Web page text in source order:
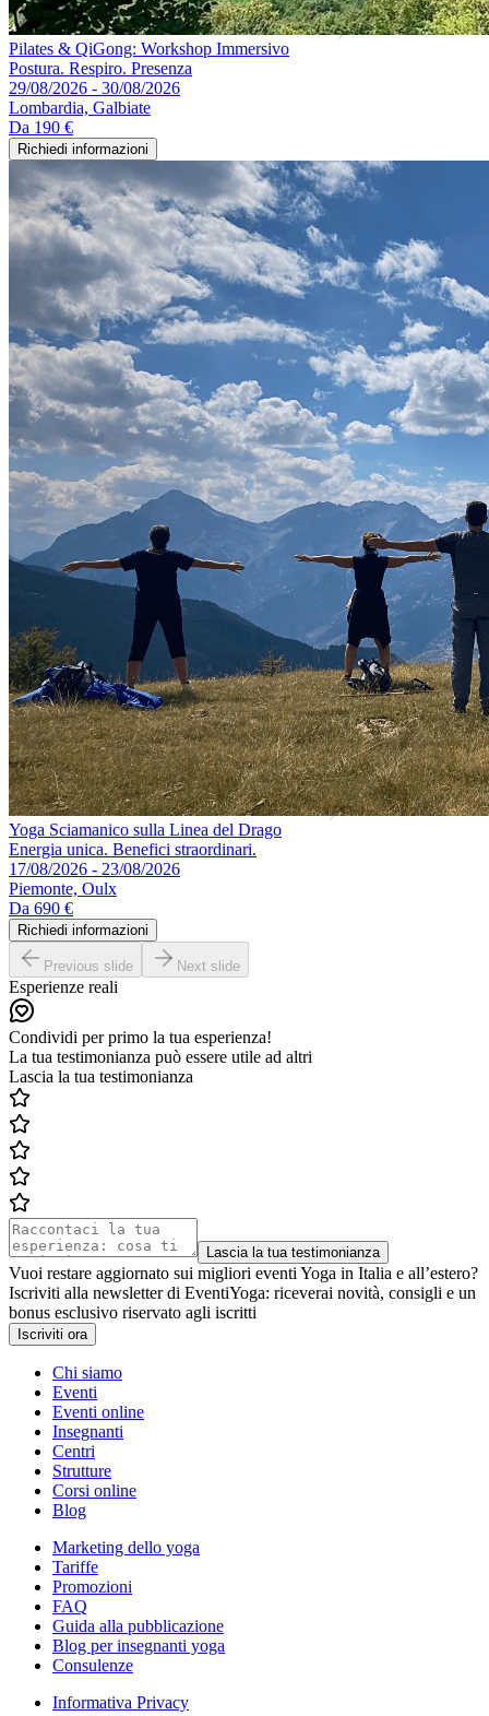
Pilates & QiGong: Workshop Immersivo
Postura. Respiro. Presenza
29/08/2026 - 30/08/2026
Lombardia, Galbiate
Da 190 €
Richiedi informazioni
Yoga Sciamanico sulla Linea del Drago
Energia unica. Benefici straordinari.
17/08/2026 - 23/08/2026
Piemonte, Oulx
Da 690 €
Richiedi informazioni
Previous slide Next slide
Esperienze reali
Condividi per primo la tua esperienza!
La tua testimonianza può essere utile ad altri
Lascia la tua testimonianza
Lascia la tua testimonianza
Vuoi restare aggiornato sui migliori eventi Yoga in Italia e all’estero?
Iscriviti alla newsletter di EventiYoga: riceverai novità, consigli e un
bonus esclusivo riservato agli iscritti
Iscriviti ora
Chi siamo
Eventi
Eventi online
Insegnanti
Centri
Strutture
Corsi online
Blog
Marketing dello yoga
Tariffe
Promozioni
FAQ
Guida alla pubblicazione
Blog per insegnanti yoga
Consulenze
Informativa Privacy